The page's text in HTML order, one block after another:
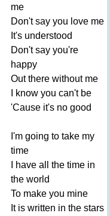
me
Don't say you love me
It's understood
Don't say you're
happy
Out there without me
know you can't be
'Cause it's no good
I'm going to take my
time
have all the time in
the world
To make you mine
It is written in the stars